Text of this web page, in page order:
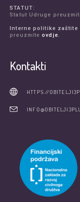
STATUT:
Statut Udruge
Interne politike zaštite
preuzmiteovdje.
Kontakti
HTTPS://